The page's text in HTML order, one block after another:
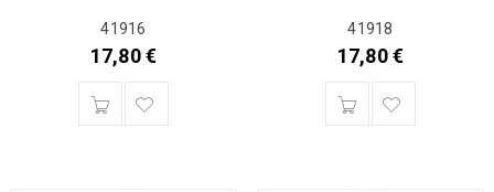
41916
17,80€
41918
17,80€